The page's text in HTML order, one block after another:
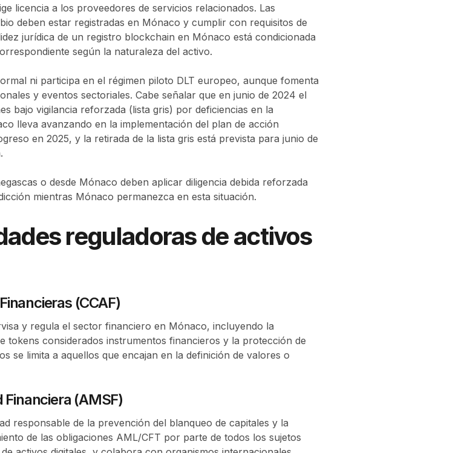
licencia a los proveedores de servicios relacionados. Las
deben estar registradas en Mónaco y cumplir con requisitos de
jurídica de un registro blockchain en Mónaco está condicionada
según la naturaleza del activo.
ni participa en el régimen piloto DLT europeo, aunque fomenta
y eventos sectoriales. Cabe señalar que en junio de 2024 el
bajo vigilancia reforzada (lista gris) por deficiencias en la
lleva avanzando en la implementación del plan de acción
en 2025, y la retirada de la lista gris está prevista para junio de
o desde Mónaco deben aplicar diligencia debida reforzada
mientras Mónaco permanezca en esta situación.
reguladoras de activos
(CCAF)
y regula el sector financiero en Mónaco, incluyendo la
tokens considerados instrumentos financieros y la protección de
se limita a aquellos que encajan en la definición de valores o
(AMSF)
responsable de la prevención del blanqueo de capitales y la
de las obligaciones AML/CFT por parte de todos los sujetos